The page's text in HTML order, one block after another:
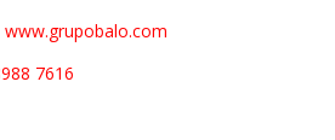
www.grupobalo.com
7616